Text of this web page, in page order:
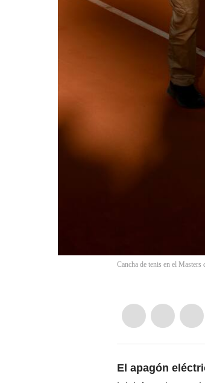
Cancha de tenis en el
El apagón